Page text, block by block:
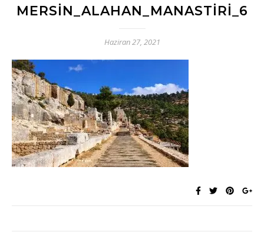
MERSIN_ALAHAN_MANASTIRI_6
Haziran 27, 2021